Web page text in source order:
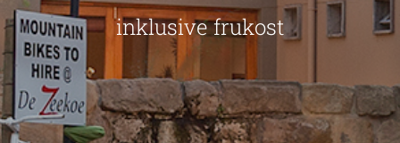
inklusive frukost